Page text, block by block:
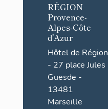
RÉGION
Provence-
Alpes-Côte
d'Azur
Hôtel de Région
- 27 place Jules
Guesde -
13481
Marseille